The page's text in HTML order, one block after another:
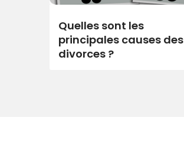
Quelles sont les
principales causes des
divorces ?